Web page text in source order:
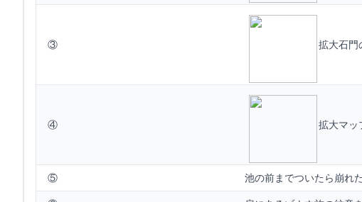
③ 拡大石門
④ 拡大マッ
⑤
池の前までついたら崩れ